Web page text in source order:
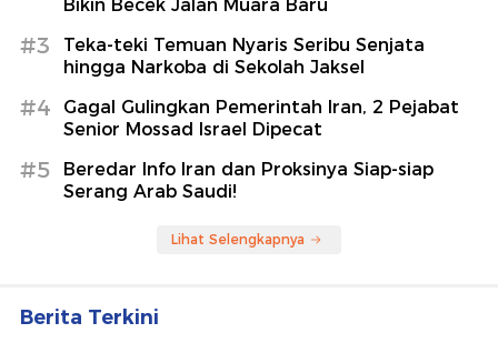
Bikin Becek Jalan Muara Baru
#3
Teka-teki Temuan Nyaris Seribu Senjata
hingga Narkoba di Sekolah Jaksel
#4
Gagal Gulingkan Pemerintah Iran, 2 Pejabat
Senior Mossad Israel Dipecat
#5
Beredar Info Iran dan Proksinya Siap-siap
Serang Arab Saudi!
Lihat Selengkapnya
Berita Terkini